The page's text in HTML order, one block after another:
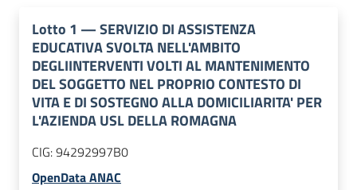
Lotto 1 —SERVIZIO DI ASSISTENZA
EDUCATIVA SVOLTA NELL'AMBITO
DEGLIINTERVENTI VOLTI AL MANTENIMENTO
DEL SOGGETTO NEL PROPRIO CONTESTO DI
VITA E DI SOSTEGNO ALLA DOMICILIARITA' PER
L'AZIENDA USL DELLA ROMAGNA
CIG:94292997B0
OpenData ANAC